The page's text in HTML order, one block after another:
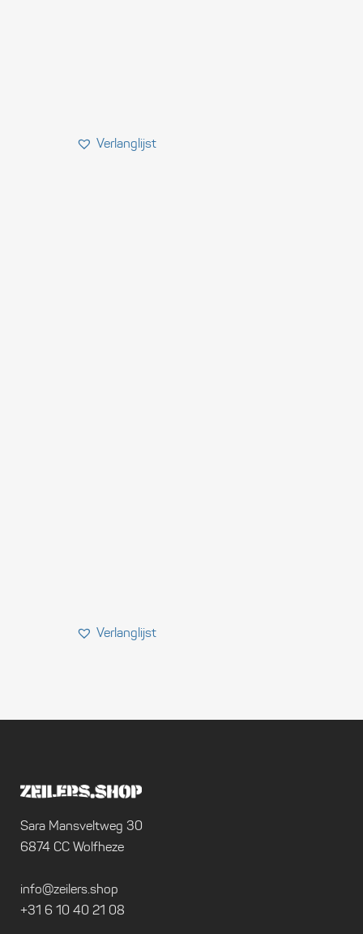
Sara Mansveltweg 30
6874 CC Wolfheze
info@zeilers.shop
+31 6 10 40 21 08